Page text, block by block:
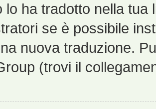
lo ha tradotto nella tua
se è possibile
nuova traduzione.
(trovi il